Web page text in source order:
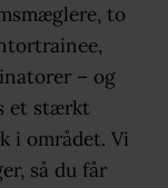
to
– og
et stærkt
i området. Vi
så du får